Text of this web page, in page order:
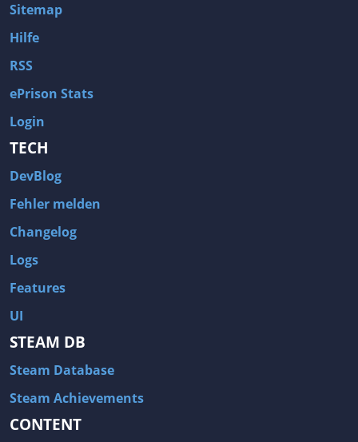
Sitemap
Hilfe
RSS
ePrison Stats
Login
TECH
DevBlog
Fehler melden
Changelog
Logs
Features
UI
STEAM DB
Steam Database
Steam Achievements
CONTENT